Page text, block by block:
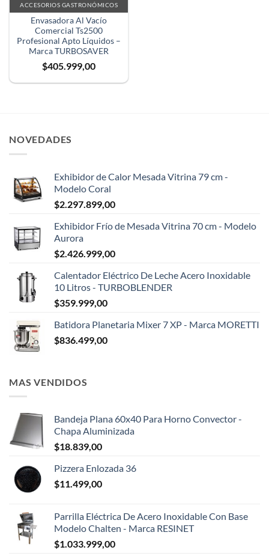
ACCESORIOS GASTRONÓMICOS
Envasadora Al Vacío
Comercial Ts2500
Profesional Apto Líquidos –
Marca TURBOSAVER
$405.999,00
NOVEDADES
Exhibidor de Calor Mesada Vitrina 79 cm -
Modelo Coral
$2.297.899,00
Exhibidor Frío de Mesada Vitrina 70 cm - Modelo
Aurora
$2.426.999,00
Calentador Eléctrico De Leche Acero Inoxidable
10 Litros - TURBOBLENDER
$359.999,00
Batidora Planetaria Mixer 7 XP - Marca MORETTI
$836.499,00
MAS VENDIDOS
Bandeja Plana 60x40 Para Horno Convector -
Chapa Aluminizada
$18.839,00
Pizzera Enlozada 36
$11.499,00
Parrilla Eléctrica De Acero Inoxidable Con Base
Modelo Chalten - Marca RESINET
$1.033.999,00